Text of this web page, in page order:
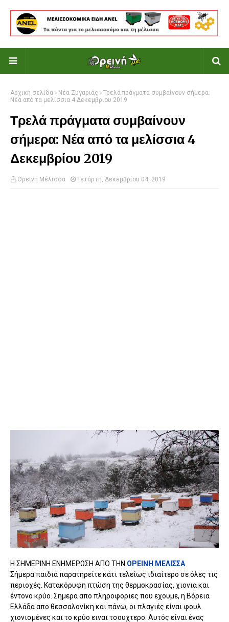
Αρχική σελίδα Νέα Ζυγαριάς
Τρελά πράγματα συμβαίνουν σήμερα:
Νέα από τα μελίσσια 4 Δεκεμβρίου 2019
Τρελά πράγματα συμβαίνουν
σήμερα: Νέα από τα μελίσσια 4
Δεκεμβρίου 2019
Ορεινή Μέλισσα Τετάρτη, Δεκεμβρίου 04, 2019
Η ΣΗΜΕΡΙΝΗ ΕΝΗΜΕΡΩΣΗ ΑΠΟ ΤΗΝ ΟΡΕΙΝΗ ΜΕΛΙΣΣΑ
Σήμερα παιδιά παρατηρείτε κάτι τελείως ιδιαίτερο σε όλες τις
περιοχές. Κατακόρυφη πτώση της θερμοκρασίας, χιονια και
έντονο κρύο. Σημερα απο πληροφοριες που εχουμε, η Βόρεια
Ελλάδα απο θεσσαλονίκη και πάνω, οι πλαγιές είναι φουλ
χιονισμένες και το κρύο ειναι τσουχτερο. Αυτός είναι ένας